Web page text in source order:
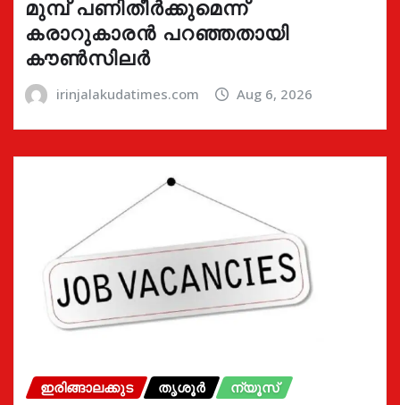
മുമ്പ് പണിതീർക്കുമെന്ന്
കരാറുകാരൻ പറഞ്ഞതായി
കൗൺസിലർ
irinjalakudatimes.com Aug 6, 2026
ഇരിങ്ങാലക്കുട തൃശൂർ ന്യൂസ്